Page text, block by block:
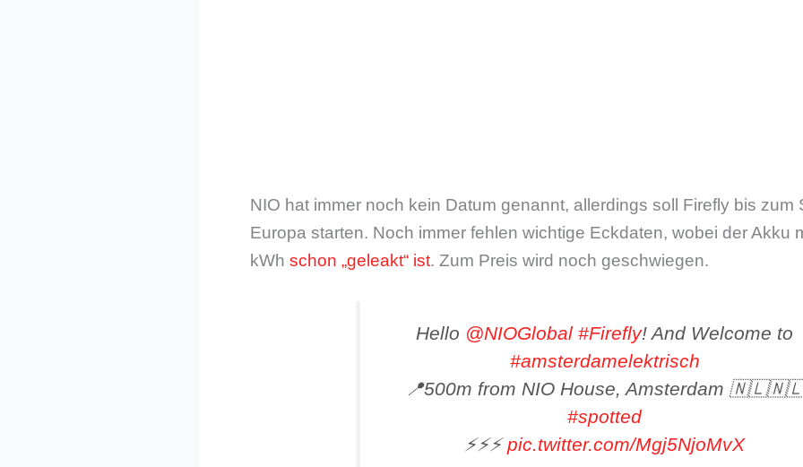
NIO hat immer noch kein Datum genannt, allerdings soll Firefly bis zum
Europa starten. Noch immer fehlen wichtige Eckdaten, wobei der Akku
kWh schon „geleakt“ ist. Zum Preis wird noch geschwiegen.
Hello @NIOGlobal #Firefly! And Welcome to
#amsterdamelektrisch
📍500m from NIO House, Amsterdam
#spotted
⚡️⚡️⚡️pic.twitter.com/Mgj5NjoMvX